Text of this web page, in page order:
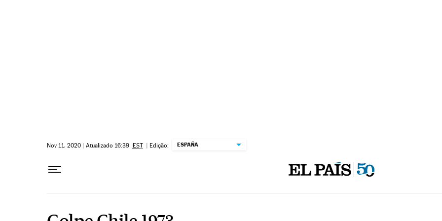
Nov 11, 2020 | Atualizado 16:39 EST | Edição: ESPAÑA